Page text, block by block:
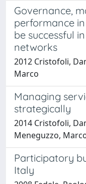
Governance,
performance
be successful
networks
2012 Cristofoli,
Marco
Managing
strategically
2014 Cristofoli,
Meneguzzo,
Participatory
Italy